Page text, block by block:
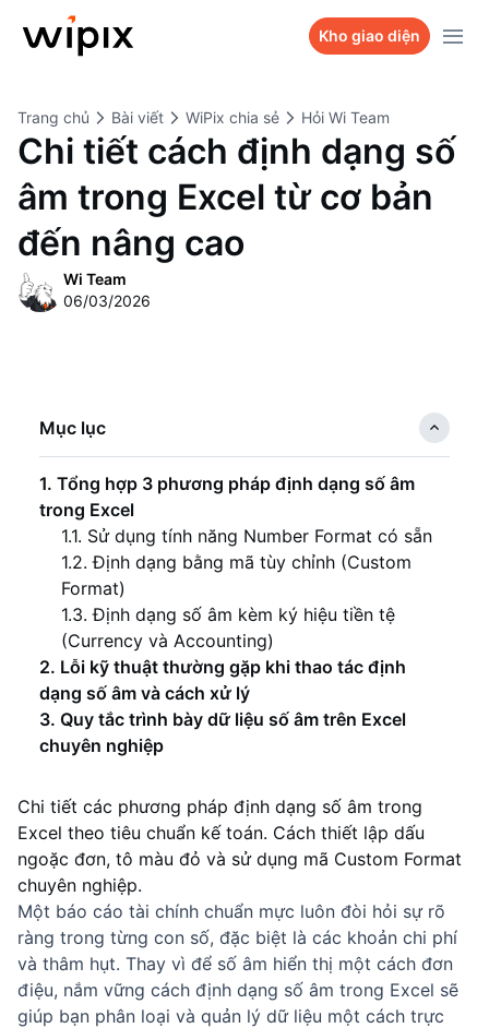
Kho giao diện
Sản phẩm
WiPix Landing page
WiPix Survey
WiPix Bio link
Bảng giá
Hỏi Wi Team
Liên hệ
Trang chủ Bài viết WiPix chia sẻ Hỏi Wi Team
Chi tiết cách định dạng số
âm trong Excel từ cơ bản
đến nâng cao
Wi Team
06/03/2026
Mục lục
1. Tổng hợp 3 phương pháp định dạng số âm
trong Excel
1.1. Sử dụng tính năng Number Format có sẵn
1.2. Định dạng bằng mã tùy chỉnh (Custom
Format)
1.3. Định dạng số âm kèm ký hiệu tiền tệ
(Currency và Accounting)
2. Lỗi kỹ thuật thường gặp khi thao tác định
dạng số âm và cách xử lý
3. Quy tắc trình bày dữ liệu số âm trên Excel
chuyên nghiệp
Chi tiết các phương pháp định dạng số âm trong
Excel theo tiêu chuẩn kế toán. Cách thiết lập dấu
ngoặc đơn, tô màu đỏ và sử dụng mã Custom Format
chuyên nghiệp.
Một báo cáo tài chính chuẩn mực luôn đòi hỏi sự rõ
ràng trong từng con số, đặc biệt là các khoản chi phí
và thâm hụt. Thay vì để số âm hiển thị một cách đơn
điệu, nắm vững cách định dạng số âm trong Excel sẽ
giúp bạn phân loại và quản lý dữ liệu một cách trực